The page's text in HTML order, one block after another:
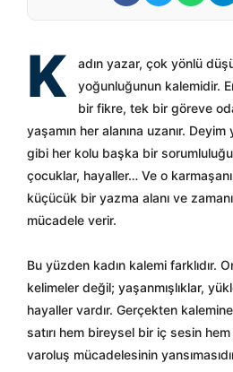
K
adın yazar, çok yönlü
yoğunluğunun kalemidir.
bir fikre, tek bir göreve
yaşamın her alanına uzanır.
gibi her kolu başka bir
çocuklar, hayaller… Ve o
küçücük bir yazma alanı ve
mücadele verir.
Bu yüzden kadın kalemi farklıdır.
kelimeler değil; yaşanmışlıklar,
hayaller vardır. Gerçekten
satırı hem bireysel bir iç sesin
varoluş mücadelesinin